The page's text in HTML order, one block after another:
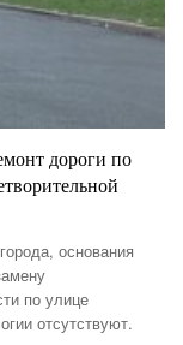
дороги по
основания
по улице
отсутствуют.